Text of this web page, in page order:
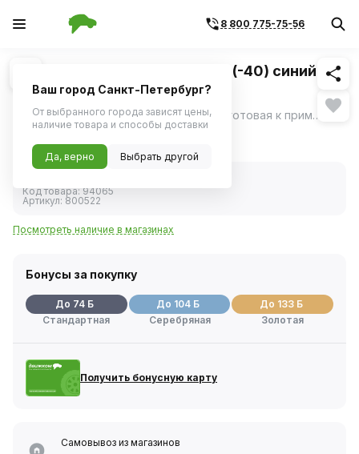
8 800 775-75-56
1/1 Похожие
Антифриз SINTEC UNIVERSAL (-40) синий G11
5 кг
Sintec Antifreeze Universal G11 blue -40 готовая к применению высококачественная низкозамерзающая охлаждающая жидкость на основе моноэтиленгликоля и пакета присадок. ещё
Код товара:94065
Артикул: 800522
Посмотреть наличие в магазинах
Бонусы за покупку
До 74 Б
Стандартная
До 104 Б
Серебряная
До 133 Б
Золотая
Получить бонусную карту
Самовывоз из магазинов
Ваш город Санкт-Петербург?
От выбранного города зависят цены,
наличие товара и способы доставки
Да, верно Выбрать другой